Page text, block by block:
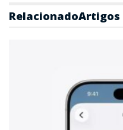
RelacionadoArtigos